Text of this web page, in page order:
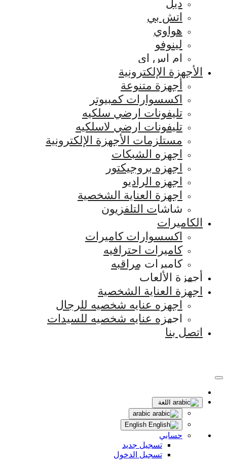
ديل
اتش بي
هواوي
لينوفو
ام اس اي
الأجهزة الإلكترونية
أجهزة متنوعة
اكسسوارات كمبيوتر
تليفونات ارضي سلكيه
تليفونات ارضي لاسلكيه
مستلزمات الأجهزة الإلكترونية
اجهزه الشبكات
اجهزه بروجيكتور
اجهزه الراديو
اجهزة العناية الشخصية
شاشات التلفزيون
الكاميرات
اكسسوارات كاميرات
كاميرات احترافيه
كاميرات مراقبه
أجهزة الألعاب
اجهزة العناية الشخصية
اجهزه عنايه شخصيه للرجال
اجهزه عنايه شخصيه للسيدات
اتصل بنا
اللغة
حسابي
تسجيل جديد
تسجيل الدخول